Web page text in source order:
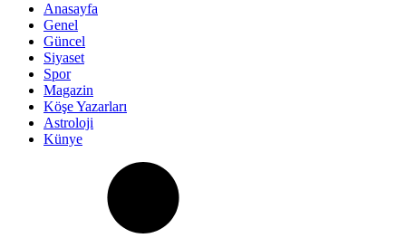
Anasayfa
Genel
Güncel
Siyaset
Spor
Magazin
Köşe Yazarları
Astroloji
Künye